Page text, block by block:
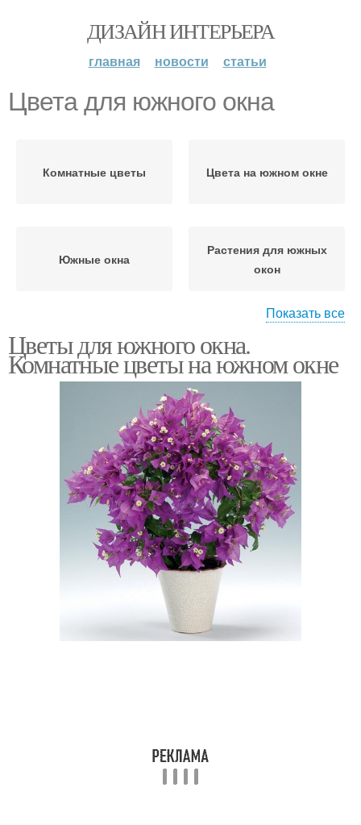
ДИЗАЙН ИНТЕРЬЕРА
главная новости статьи
Цвета для южного окна
Комнатные цветы Цвета на южном окне
Южные окна
Растения для южных
окон
Растения на окно Западные окна
Восточное окно Западное окно
Растения для западного
окна
Цвета для западного
окна
Растения для южного
Показать все
Цветы для южного окна.
Комнатные цветы на южном окне